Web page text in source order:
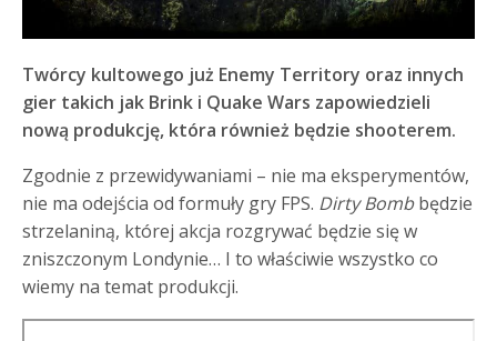
Twórcy kultowego już Enemy Territory oraz innych
gier takich jak Brink i Quake Wars zapowiedzieli
nową produkcję, która również będzie shooterem.
Zgodnie z przewidywaniami – nie ma eksperymentów,
nie ma odejścia od formuły gry FPS. Dirty Bombbędzie
strzelaniną, której akcja rozgrywać będzie się w
zniszczonym Londynie… I to właściwie wszystko co
wiemy na temat produkcji.